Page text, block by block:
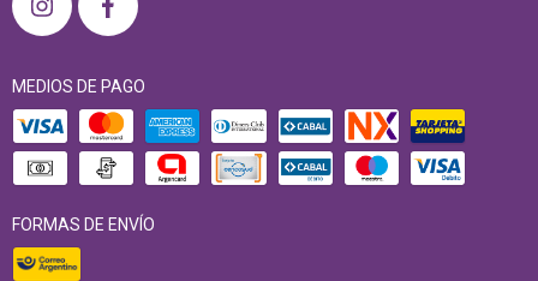
MEDIOS DE PAGO
FORMAS DE ENVÍO